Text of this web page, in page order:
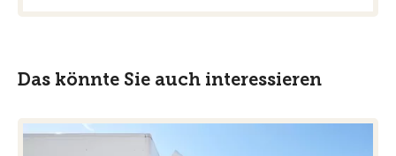
Das könnte Sie auch interessieren